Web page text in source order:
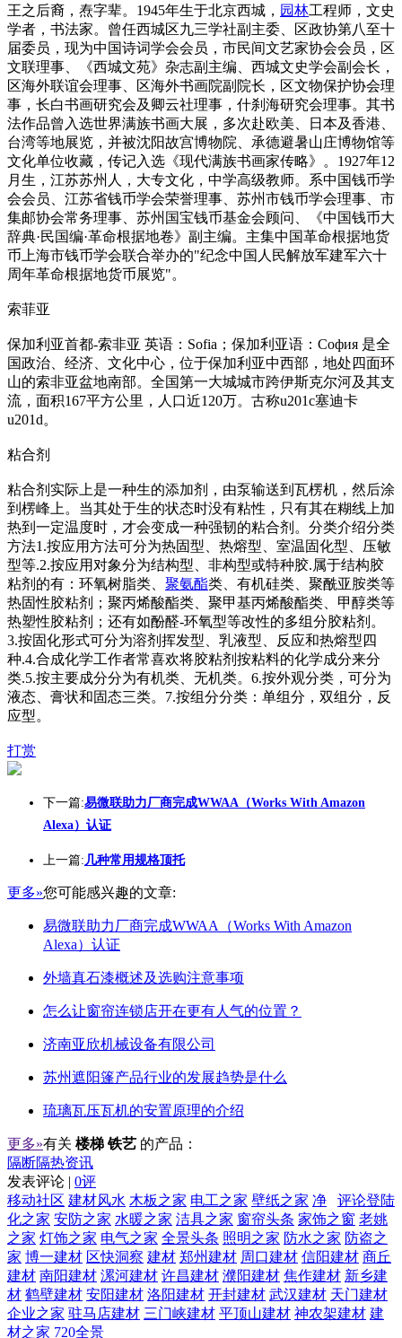
王之后裔，焘字辈。1945年生于北京西城， 园林工程师，文史
学者，书法家。曾任西城区九三学社副主委、区政协第八至十
届委员，现为中国诗词学会会员，市民间文艺家协会会员，区
文联理事、《西城文苑》杂志副主编、西城文史学会副会长，
区海外联谊会理事、区海外书画院副院长，区文物保护协会理
事，长白书画研究会及卿云社理事，什刹海研究会理事。其书
法作品曾入选世界满族书画大展，多次赴欧美、日本及香港、
台湾等地展览，并被沈阳故宫博物院、承德避暑山庄博物馆等
文化单位收藏，传记入选《现代满族书画家传略》。1927年12
月生，江苏苏州人，大专文化，中学高级教师。系中国钱币学
会会员、江苏省钱币学会荣誉理事、苏州市钱币学会理事、市
集邮协会常务理事、苏州国宝钱币基金会顾问、《中国钱币大
辞典·民国编·革命根据地卷》副主编。主集中国革命根据地货
币上海市钱币学会联合举办的"纪念中国人民解放军建军六十
周年革命根据地货币展览"。
索菲亚
保加利亚首都-索非亚 英语：Sofia；保加利亚语：София 是全
国政治、经济、文化中心，位于保加利亚中西部，地处四面环
山的索非亚盆地南部。全国第一大城城市跨伊斯克尔河及其支
流，面积167平方公里，人口近120万。古称u201c塞迪卡
u201d。
粘合剂
粘合剂实际上是一种生的添加剂，由泵输送到瓦楞机，然后涂
到楞峰上。当其处于生的状态时没有粘性，只有其在糊线上加
热到一定温度时，才会变成一种强韧的粘合剂。分类介绍分类
方法1.按应用方法可分为热固型、热熔型、室温固化型、压敏
型等.2.按应用对象分为结构型、非构型或特种胶.属于结构胶
粘剂的有：环氧树脂类、 聚氨酯类、有机硅类、聚酰亚胺类等
热固性胶粘剂；聚丙烯酸酯类、聚甲基丙烯酸酯类、甲醇类等
热塑性胶粘剂；还有如酚醛-环氧型等改性的多组分胶粘剂。
3.按固化形式可分为溶剂挥发型、乳液型、反应和热熔型四
种.4.合成化学工作者常喜欢将胶粘剂按粘料的化学成分来分
类.5.按主要成分分为有机类、无机类。6.按外观分类，可分为
液态、膏状和固态三类。7.按组分分类：单组分，双组分，反
应型。
打赏
下一篇:易微联助力厂商完成WWAA（Works With Amazon
Alexa）认证
上一篇:几种常用规格顶托
更多»您可能感兴趣的文章:
易微联助力厂商完成WWAA（Works With Amazon
Alexa）认证
外墙真石漆概述及选购注意事项
怎么让窗帘连锁店开在更有人气的位置？
济南亚欣机械设备有限公司
苏州遮阳篷产品行业的发展趋势是什么
琉璃瓦压瓦机的安置原理的介绍
更多»有关 楼梯 铁艺 的产品：
隔断隔热资讯
发表评论 | 0评
评论登陆
移动社区 建材风水 木板之家 电工之家 壁纸之家 净
化之家 安防之家 水暖之家 洁具之家 窗帘头条 家饰之窗 老姚
之家 灯饰之家 电气之家 全景头条 照明之家 防水之家 防盗之
家 博一建材 区快洞察 建材 郑州建材 周口建材 信阳建材 商丘
建材 南阳建材 漯河建材 许昌建材 濮阳建材 焦作建材 新乡建
材 鹤壁建材 安阳建材 洛阳建材 开封建材 武汉建材 天门建材
企业之家 驻马店建材 三门峡建材 平顶山建材 神农架建材 建
材之家 720全景